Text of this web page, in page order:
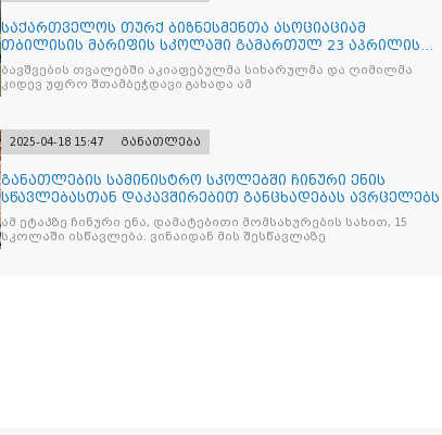
საქართველოს თურქ ბიზნესმენთა ასოციაციამ
თბილისის მარიფის სკოლაში გამართულ 23 აპრილის
ეროვნული სუვერე
ბავშვების თვალებში აკიაფებულმა სიხარულმა და ღიმილმა
კიდევ უფრო შთამბეჭდავი გახადა ამ
2025-04-18 15:47 განათლება
განათლების სამინისტრო სკოლებში ჩინური ენის
სწავლებასთან დაკავშირებით განცხადებას ავრცელებს
ამ ეტაპზე ჩინური ენა, დამატებითი მომსახურების სახით, 15
სკოლაში ისწავლება. ვინაიდან მის შესწავლაზე